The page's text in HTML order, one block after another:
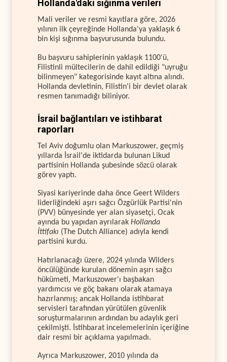
Hollanda'daki sığınma verileri
Mali veriler ve resmi kayıtlara göre, 2026
yılının ilk çeyreğinde Hollanda'ya yaklaşık 6
bin kişi sığınma başvurusunda bulundu.
Bu başvuru sahiplerinin yaklaşık 1100'ü,
Filistinli mültecilerin de dahil edildiği "uyruğu
bilinmeyen" kategorisinde kayıt altına alındı.
Hollanda devletinin, Filistin'i bir devlet olarak
resmen tanımadığı biliniyor.
İsrail bağlantıları ve istihbarat
raporları
Tel Aviv doğumlu olan Markuszower, geçmiş
yıllarda İsrail'de iktidarda bulunan Likud
partisinin Hollanda şubesinde sözcü olarak
görev yaptı.
Siyasi kariyerinde daha önce Geert Wilders
liderliğindeki aşırı sağcı Özgürlük Partisi'nin
(PVV) bünyesinde yer alan siyasetçi, Ocak
ayında bu yapıdan ayrılarak Hollanda
İttifakı (The Dutch Alliance) adıyla kendi
partisini kurdu.
Hatırlanacağı üzere, 2024 yılında Wilders
öncülüğünde kurulan dönemin aşırı sağcı
hükümeti, Markuszower'ı başbakan
yardımcısı ve göç bakanı olarak atamaya
hazırlanmış; ancak Hollanda istihbarat
servisleri tarafından yürütülen güvenlik
soruşturmalarının ardından bu adaylık geri
çekilmişti. İstihbarat incelemelerinin içeriğine
dair resmi bir açıklama yapılmadı.
Ayrıca Markuszower, 2010 yılında da